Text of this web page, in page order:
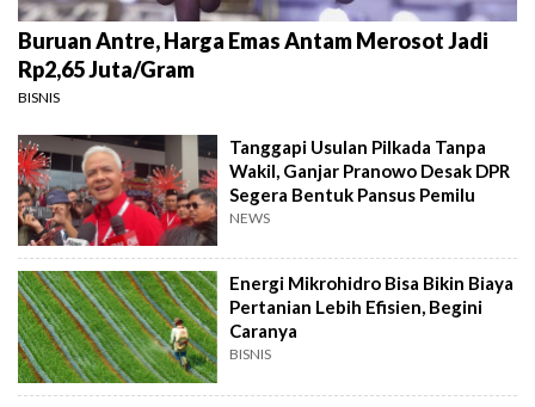
Buruan Antre, Harga Emas Antam Merosot Jadi
Rp2,65 Juta/Gram
BISNIS
Tanggapi Usulan Pilkada Tanpa
Wakil, Ganjar Pranowo Desak DPR
Segera Bentuk Pansus Pemilu
NEWS
Energi Mikrohidro Bisa Bikin Biaya
Pertanian Lebih Efisien, Begini
Caranya
BISNIS